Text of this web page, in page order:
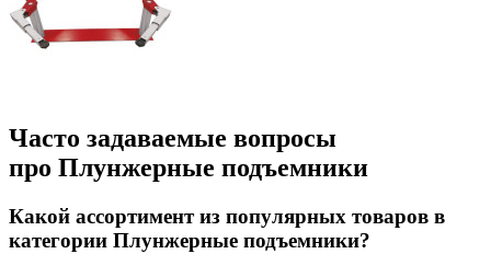
Часто задаваемые вопросы
про Плунжерные подъемники
Какой ассортимент из популярных товаров в
категории Плунжерные подъемники?